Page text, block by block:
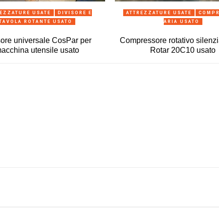
ANTEPRIMA
USATE
DIVISORE E
ROTANTE USATO
universale CosPar per
utensile usato
ANTEPRIMA
ATTREZZATURE USATE
ARIA USATO
Compressore rotativo
Rotar 20C10 usato